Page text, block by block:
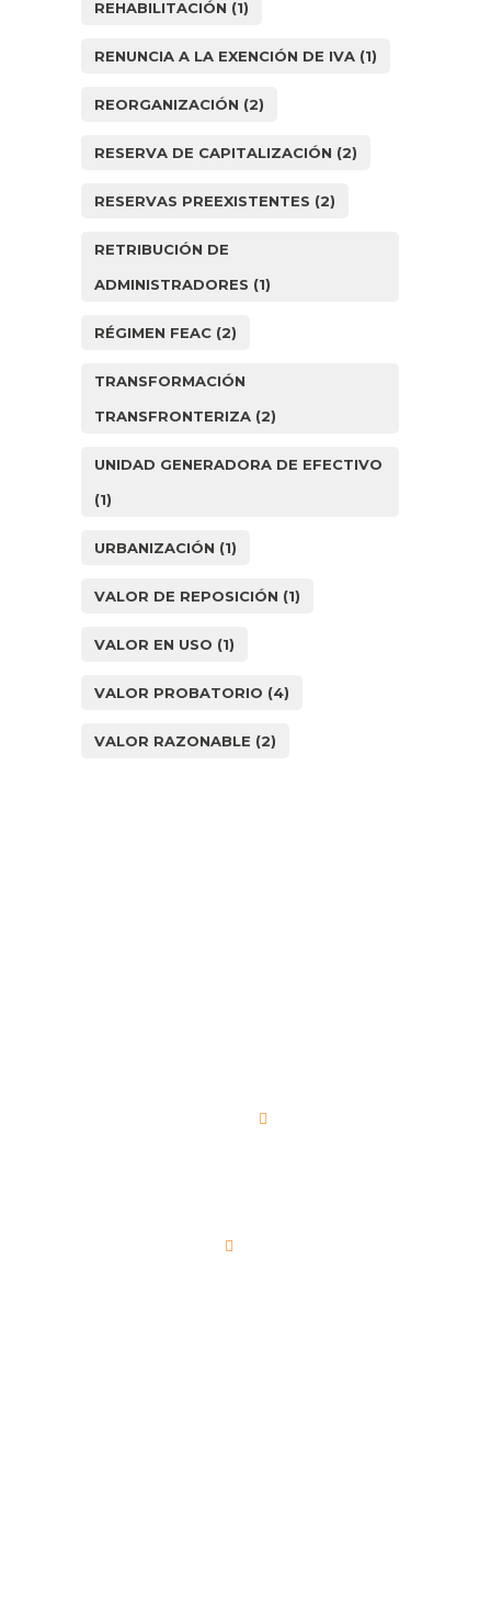
REHABILITACIÓN (1)
RENUNCIA A LA EXENCIÓN DE IVA (1)
REORGANIZACIÓN (2)
RESERVA DE CAPITALIZACIÓN (2)
RESERVAS PREEXISTENTES (2)
RETRIBUCIÓN DE
ADMINISTRADORES (1)
RÉGIMEN FEAC (2)
TRANSFORMACIÓN
TRANSFRONTERIZA (2)
UNIDAD GENERADORA DE EFECTIVO
(1)
URBANIZACIÓN (1)
VALOR DE REPOSICIÓN (1)
VALOR EN USO (1)
VALOR PROBATORIO (4)
VALOR RAZONABLE (2)